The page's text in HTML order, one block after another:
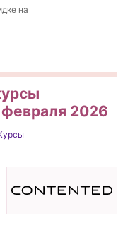
на
2026